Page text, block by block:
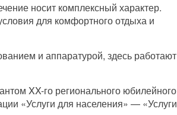
носит комплексный характер.
для комфортного отдыха и
и аппаратурой, здесь работают
XX-го регионального юбилейного
«Услуги для населения» — «Услуги